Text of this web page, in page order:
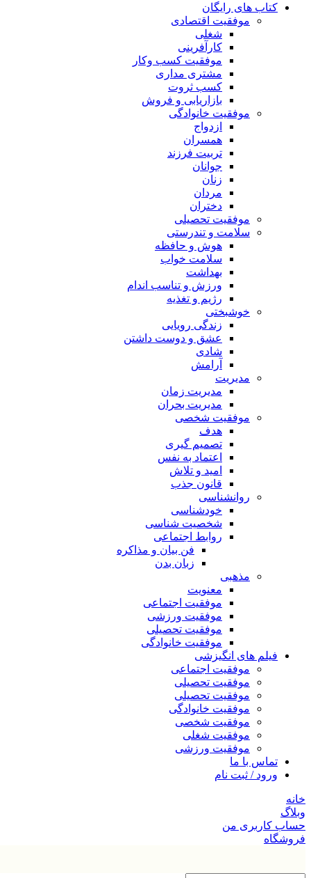
کتاب های رایگان
موفقیت اقتصادی
شغلی
کارآفرینی
موفقیت کسب وکار
مشتری مداری
کسب ثروت
بازاریابی و فروش
موفقیت خانوادگی
ازدواج
همسران
تربیت فرزند
جوانان
زنان
مردان
دختران
موفقیت تحصیلی
سلامت و تندرستی
هوش و حافظه
سلامت خواب
بهداشت
ورزش و تناسب اندام
رژیم و تغذیه
خوشبختی
زندگی رویایی
عشق و دوست داشتن
شادی
آرامش
مدیریت
مدیریت زمان
مدیریت بحران
موفقیت شخصی
هدف
تصمیم گیری
اعتماد به نفس
امید و تلاش
قانون جذب
روانشناسی
خودشناسی
شخصیت شناسی
روابط اجتماعی
فن بیان و مذاکره
زبان بدن
مذهبی
معنویت
موفقیت اجتماعی
موفقیت ورزشی
موفقیت تحصیلی
موفقیت خانوادگی
فیلم های انگیزشی
موفقیت اجتماعی
موفقیت تحصیلی
موفقیت تحصیلی
موفقیت خانوادگی
موفقیت شخصی
موفقیت شغلی
موفقیت ورزشی
تماس با ما
ورود / ثبت نام
خانه
وبلاگ
حساب کاربری من
فروشگاه